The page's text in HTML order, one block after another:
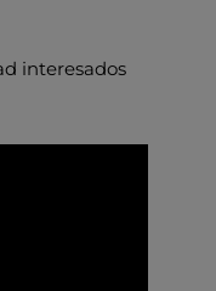
interesados